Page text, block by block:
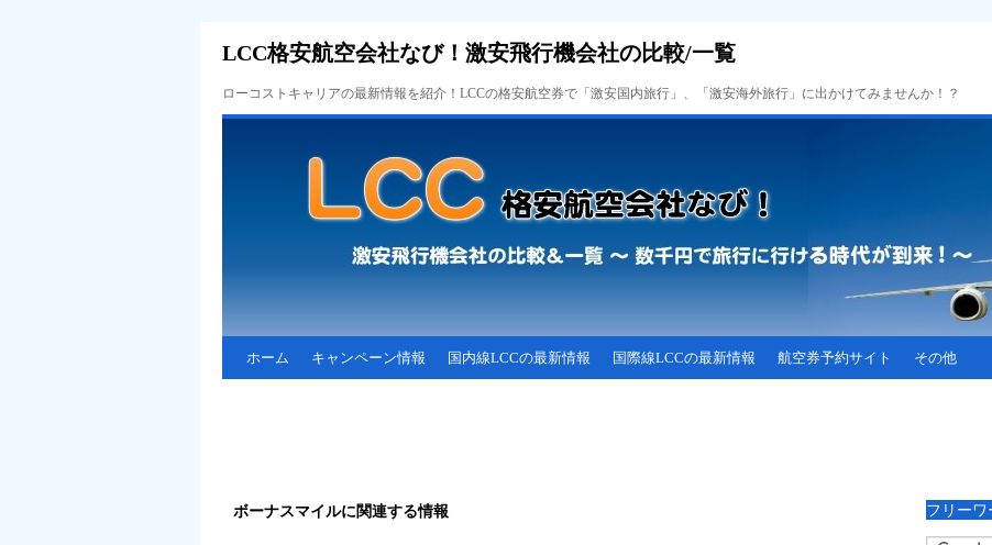
LCC格安航空会社なび！激安飛行機会社の比較/一覧
ローコストキャリアの最新情報を紹介！LCCの格安航空券で「激安国内旅行」、「激安海外旅行」に出かけてみませんか！？
ホーム キャンペーン情報 国内線LCCの最新情報 国際線LCCの最新情報 航空券予約サイト その他
ボーナスマイルに関連する情報 フリー